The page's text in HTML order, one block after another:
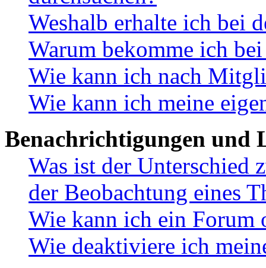
Weshalb erhalte ich bei
Warum bekomme ich
Wie kann ich nach
Wie kann ich meine
Benachrichtigungen und
Was ist der Unterschied
der Beobachtung eines
Wie kann ich ein Forum
Wie deaktiviere ich